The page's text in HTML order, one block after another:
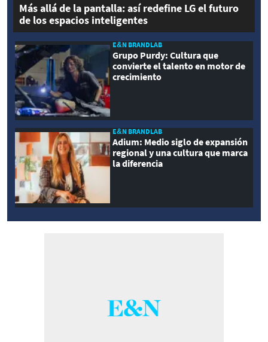
Más allá de la pantalla: así redefine LG el futuro
de los espacios inteligentes
E&N BRANDLAB
Grupo Purdy: Cultura que
convierte el talento en motor de
crecimiento
E&N BRANDLAB
Adium: Medio siglo de expansión
regional y una cultura que marca
la diferencia